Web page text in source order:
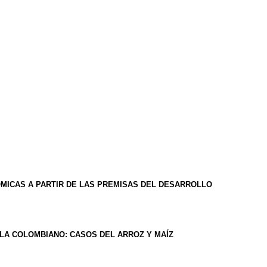
A PARTIR DE LAS PREMISAS DEL DESARROLLO
COLOMBIANO: CASOS DEL ARROZ Y MAÍZ